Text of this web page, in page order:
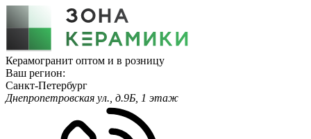
Керамогранит оптом и в розницу
Ваш регион:
Санкт-Петербург
Днепропетровская ул., д.9Б, 1 этаж